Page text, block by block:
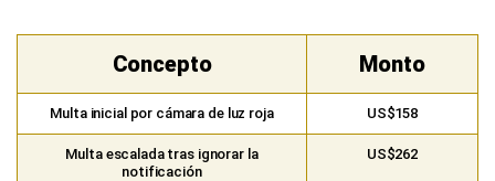
Concepto Monto
Multa inicial por cámara de luz roja US$158
Multa escalada tras ignorar la
notificación
US$262